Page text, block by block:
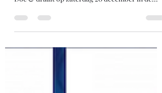
aanstaande vrijdag 19 december te zien op NPO
Doc & draait op zaterdag 20 december in de...